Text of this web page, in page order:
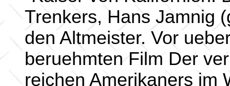
Trenkers, Hans Jamnig
den Altmeister. Vor
beruehmten Film Der
reichen Amerikaners im